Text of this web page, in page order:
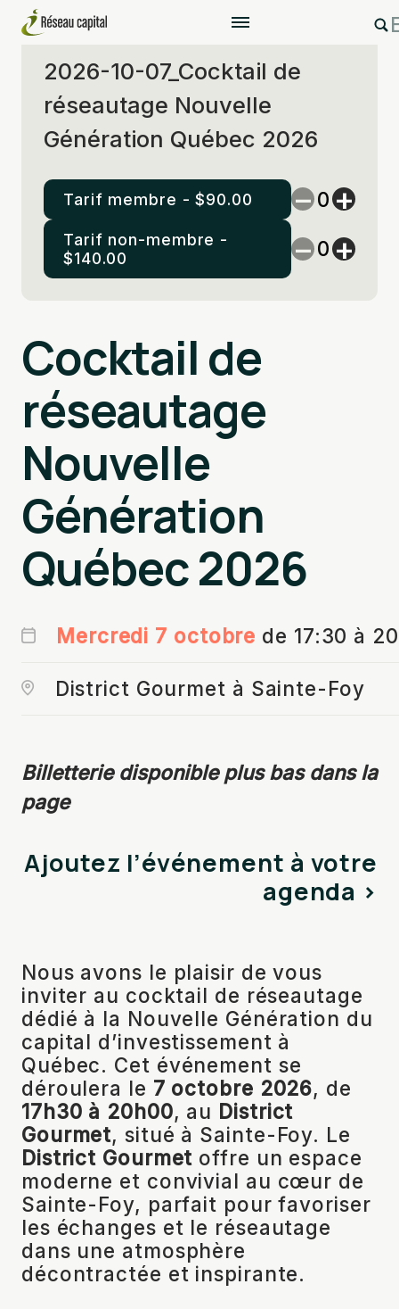
Cocktail de
réseautage
Nouvelle
Génération
Québec 2026
Mercredi 7 octobre de 17:30 à
District Gourmet à Sainte-Foy
Billetterie disponible plus bas dans la
page
Ajoutez l’événement à votre
agenda >
Nous avons le plaisir de vous
inviter au cocktail de réseautage
dédié à la Nouvelle Génération du
capital d’investissement à
Québec. Cet événement se
déroulera le 7 octobre 2026, de
17h30 à 20h00, au District
Gourmet, situé à Sainte-Foy. Le
District Gourmet offre un espace
moderne et convivial au cœur de
Sainte-Foy, parfait pour favoriser
les échanges et le réseautage
dans une atmosphère
décontractée et inspirante.
2026-10-07_Cocktail de
réseautage Nouvelle
Génération Québec 2026
Tarif membre -$90.00 − +
Tarif non-membre -
$140.00 − +
Ajouter au panier